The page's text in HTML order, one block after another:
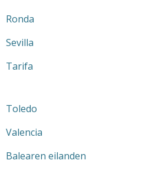
Ronda
Sevilla
Tarifa
Toledo
Valencia
Balearen eilanden